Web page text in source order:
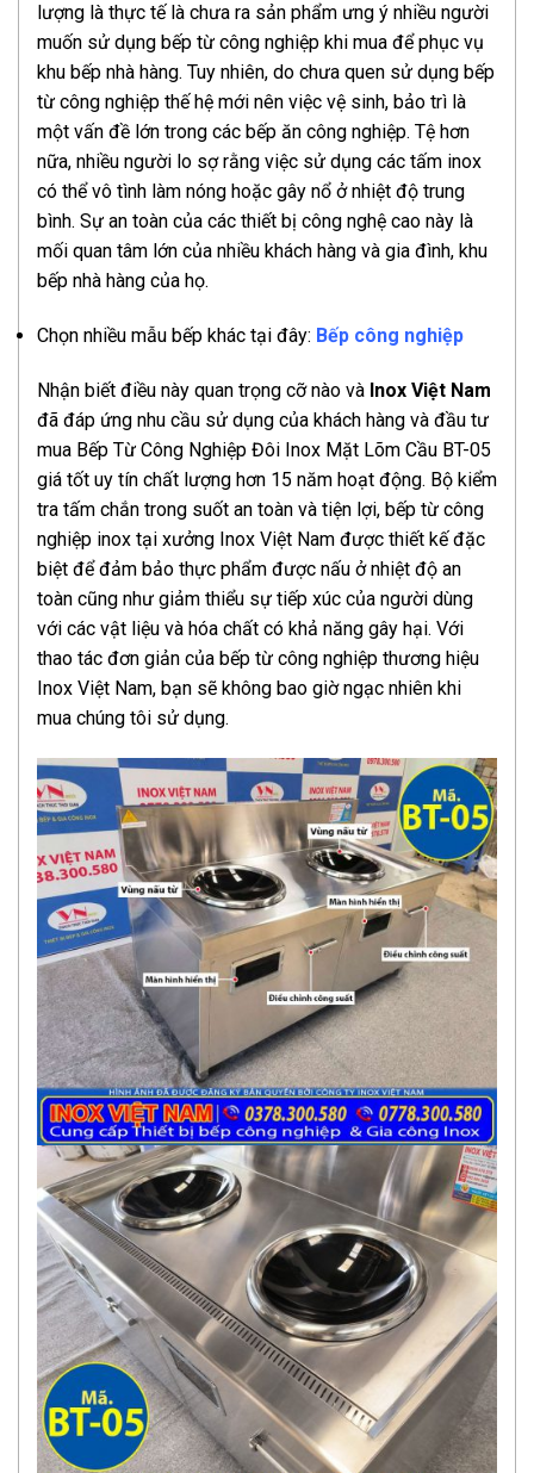
lượng là thực tế là chưa ra sản phẩm ưng ý nhiều người
muốn sử dụng bếp từ công nghiệp khi mua để phục vụ
khu bếp nhà hàng. Tuy nhiên, do chưa quen sử dụng bếp
từ công nghiệp thế hệ mới nên việc vệ sinh, bảo trì là
một vấn đề lớn trong các bếp ăn công nghiệp. Tệ hơn
nữa, nhiều người lo sợ rằng việc sử dụng các tấm inox
có thể vô tình làm nóng hoặc gây nổ ở nhiệt độ trung
bình. Sự an toàn của các thiết bị công nghệ cao này là
mối quan tâm lớn của nhiều khách hàng và gia đình, khu
bếp nhà hàng của họ.
Chọn nhiều mẫu bếp khác tại đây: Bếp công nghiệp
Nhận biết điều này quan trọng cỡ nào và Inox Việt Nam
đã đáp ứng nhu cầu sử dụng của khách hàng và đầu tư
mua Bếp Từ Công Nghiệp Đôi Inox Mặt Lõm Cầu BT-05
giá tốt uy tín chất lượng hơn 15 năm hoạt động. Bộ kiểm
tra tấm chắn trong suốt an toàn và tiện lợi, bếp từ công
nghiệp inox tại xưởng Inox Việt Nam được thiết kế đặc
biệt để đảm bảo thực phẩm được nấu ở nhiệt độ an
toàn cũng như giảm thiểu sự tiếp xúc của người dùng
với các vật liệu và hóa chất có khả năng gây hại. Với
thao tác đơn giản của bếp từ công nghiệp thương hiệu
Inox Việt Nam, bạn sẽ không bao giờ ngạc nhiên khi
mua chúng tôi sử dụng.